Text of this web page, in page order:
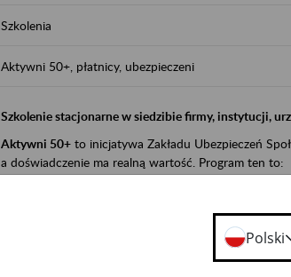
Szkolenia
Aktywni 50+, płatnicy, ubezpieczeni
Szkolenie stacjonarne w siedzibie firmy, instytucji,
Aktywni 50+to inicjatywa Zakładu Ubezpieczeń
a doświadczenie ma realną wartość. Program ten to:
promocja aktywności zawodowej osób po
zachęcanie do świadomego planowania kariery i
ZUS przez działania informacyjne i edukacyjne
kontynuowaniu aktywności zawodowej, dbaniu o
Polski